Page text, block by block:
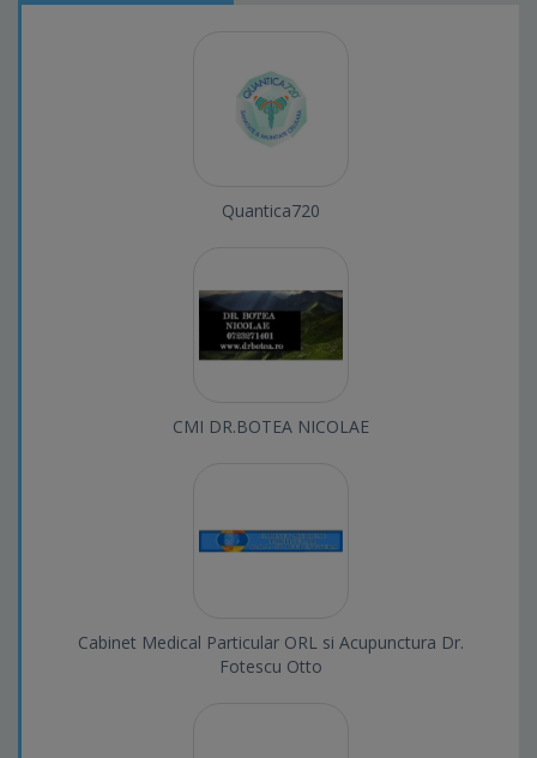
Quantica720
CMI DR.BOTEA NICOLAE
Cabinet Medical Particular ORL si Acupunctura Dr.
Fotescu Otto